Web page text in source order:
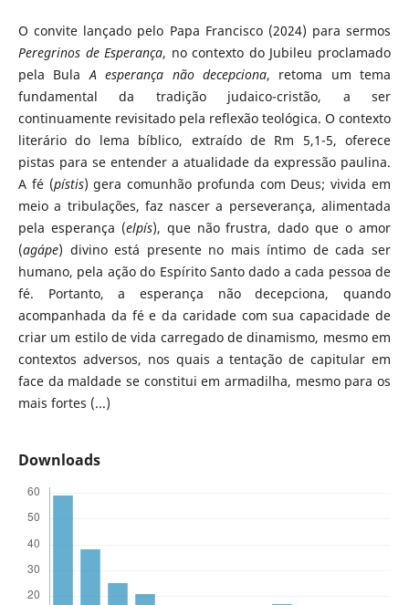
O convite lançado pelo Papa Francisco (2024) para sermos
Peregrinos de Esperança, no contexto do Jubileu proclamado
pela BulaA esperança não decepciona, retoma um tema
fundamental da tradição judaico-cristão, a ser
continuamente revisitado pela reflexão teológica. O contexto
literário do lema bíblico, extraído de Rm 5,1-5, oferece
pistas para se entender a atualidade da expressão paulina.
A fé (pístis) gera comunhão profunda com Deus; vivida em
meio a tribulações, faz nascer a perseverança, alimentada
pela esperança (elpís), que não frustra, dado que o amor
(agápe) divino está presente no mais íntimo de cada ser
humano, pela ação do Espírito Santo dado a cada pessoa de
fé. Portanto, a esperança não decepciona, quando
acompanhada da fé e da caridade com sua capacidade de
criar um estilo de vida carregado de dinamismo, mesmo em
contextos adversos, nos quais a tentação de capitular em
face da maldade se constitui em armadilha, mesmo para os
mais fortes (...)
Downloads